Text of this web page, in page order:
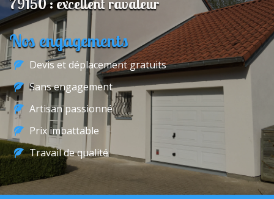
79150 : excellent ravaleur
Nos engagements
Devis et déplacement gratuits
Sans engagement
Artisan passionné
Prix imbattable
Travail de qualité